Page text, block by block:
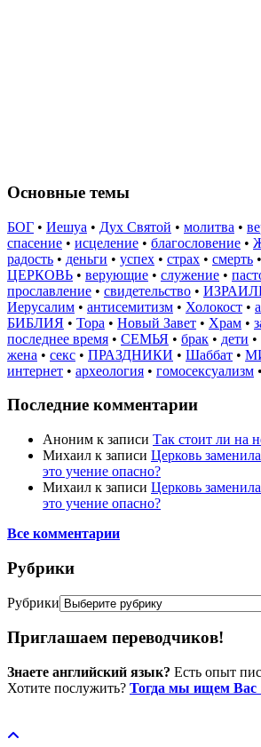
Основные темы
БОГ • Иешуа • Дух Святой • молитва •
спасение • исцеление • благословение •
радость • деньги • успех • страх • смерть •
ЦЕРКОВЬ • верующие • служение •
прославление • свидетельство •
Иерусалим • антисемитизм • Холокост •
БИБЛИЯ • Тора • Новый Завет • Храм •
последнее время • СЕМЬЯ • брак • дети •
жена • секс • ПРАЗДНИКИ • Шаббат •
интернет • археология • гомосексуализм •
Последние комментарии
Аноним к записи Так стоит ли на
Михаил к записи Церковь
это учение опасно?
Михаил к записи Церковь
это учение опасно?
Все комментарии
Рубрики
Рубрики
Приглашаем переводчиков!
Знаете английский язык? Есть опыт
Хотите послужить? Тогда мы ищем Вас